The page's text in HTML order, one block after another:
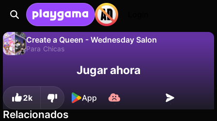
Create a Queen - Wednesday Salon
Para Chicas
¡Guarda el progreso!Jugar ahora
2k App
Relacionados